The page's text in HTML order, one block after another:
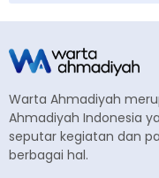
Warta Ahmadiyah
Ahmadiyah Indonesia
seputar kegiatan dan
berbagai hal.